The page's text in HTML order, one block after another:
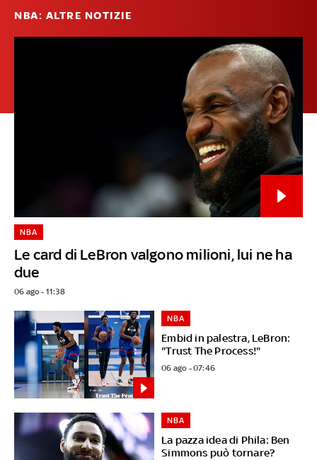
NBA: ALTRE NOTIZIE
Le card di LeBron valgono milioni, lui ne ha
due
NBA
06 ago - 11:38
Embid in palestra, LeBron:
"Trust The Process!"
NBA
06 ago - 07:46
La pazza idea di Phila: Ben
Simmons può tornare?
NBA